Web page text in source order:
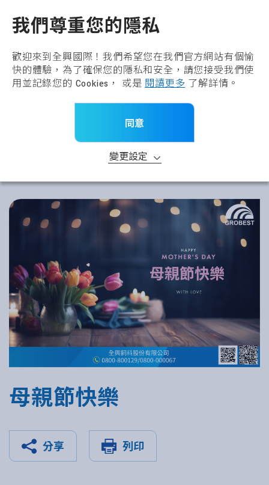
我們尊重您的隱私
歡迎來到全興國際！我們希望您在我們官方網站有個愉
快的體驗，為了確保您的隱私和安全，請您接受我們使
用並記錄您的 Cookies， 或是 閱讀更多 了解詳情。
同意
變更設定
母親節快樂
分享 列印